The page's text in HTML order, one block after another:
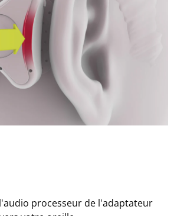
processeur de l'adaptateur